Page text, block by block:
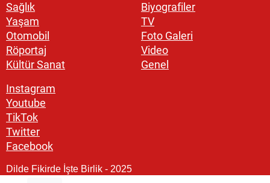
Sağlık
Yaşam
Otomobil
Röportaj
Kültür Sanat
Biyografiler
TV
Foto Galeri
Video
Genel
Instagram
Youtube
TikTok
Twitter
Facebook
Dilde Fikirde İşte Birlik - 2025